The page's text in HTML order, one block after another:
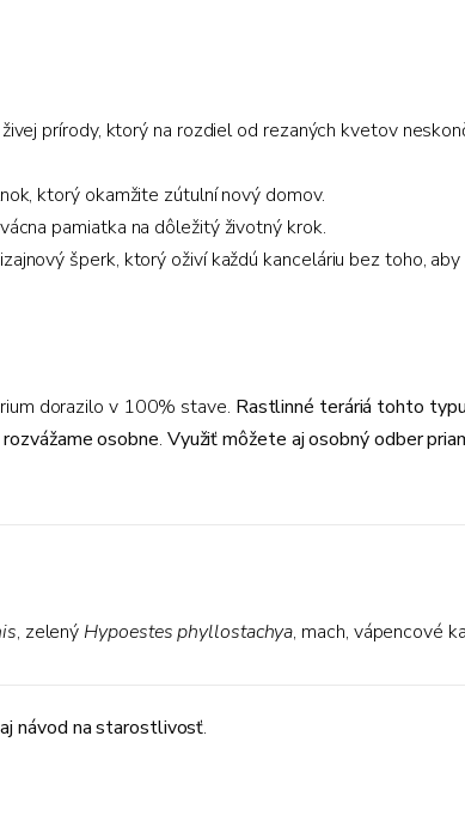
prírody, ktorý na rozdiel od rezaných kvetov
ktorý okamžite zútulní nový domov.
pamiatka na dôležitý životný krok.
šperk, ktorý oživí každú kanceláriu bez toho,
dorazilo v 100% stave. Rastlinné teráriá tohto
osobne. Využiť môžete aj osobný odber
, zelený Hypoestes phyllostachya, mach, vápencové
návod na starostlivosť.